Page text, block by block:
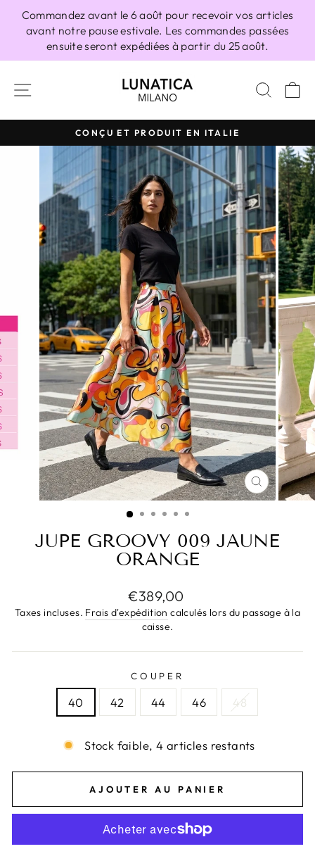
contenu
Commandez avant le 6 août pour recevoir vos articles
avant notre pause estivale. Les commandes passées
ensuite seront expédiées à partir du 25 août.
Diaporama
Pause
CONÇU ET PRODUIT EN ITALIE
FERMER
(ESC)
JUPE GROOVY 009 JAUNE
ORANGE
Prix
régulier
€389,00
Taxes incluses. Frais d'expédition calculés lors du passage à la
caisse.
COUPER
40 42 44 46 48
Stock faible, 4 articles restants
AJOUTER AU PANIER